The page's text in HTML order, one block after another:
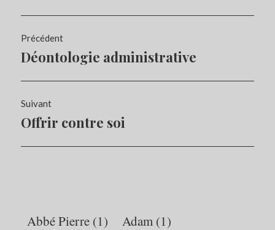
Navigation
de
l’article
Précédent
Article
Déontologie administrative
Suivant
Article
Offrir contre soi
Abbé Pierre (1) Adam (1)